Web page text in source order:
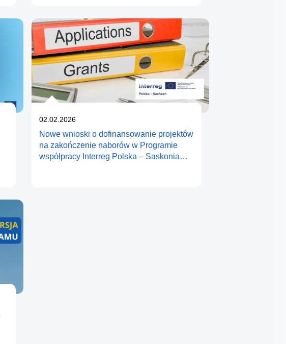
Opublikowano
02.02.2026
Nowe wnioski o dofinansowanie projektów
na zakończenie naborów w Programie
współpracy Interreg Polska – Saskonia